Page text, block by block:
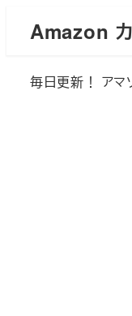
Amazon
毎日更新！ アマ